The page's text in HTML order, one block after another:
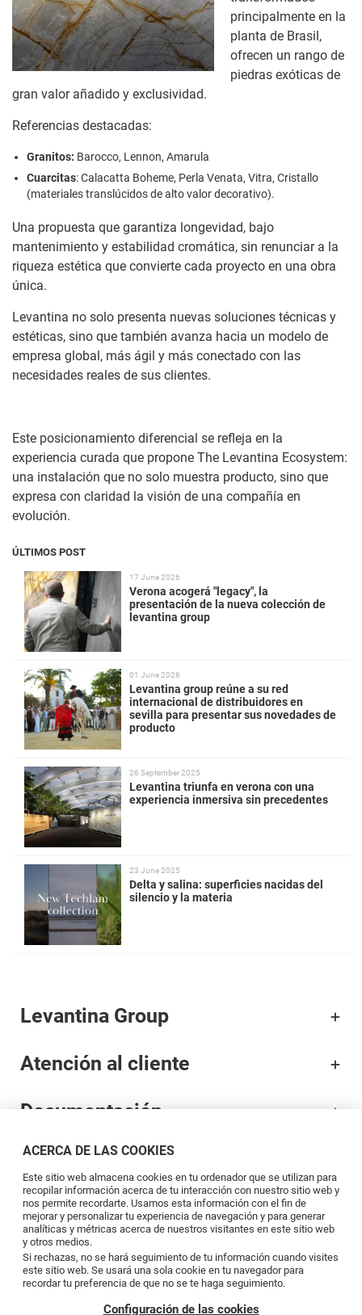
principalmente en la
planta de Brasil,
ofrecen un rango de
piedras exóticas de
gran valor añadido y exclusividad.
Referencias destacadas:
Granitos: Barocco, Lennon, Amarula
Cuarcitas: Calacatta Boheme, Perla Venata, Vitra, Cristallo
(materiales translúcidos de alto valor decorativo).
Una propuesta que garantiza longevidad, bajo
mantenimiento y estabilidad cromática, sin renunciar a la
riqueza estética que convierte cada proyecto en una obra
única.
Levantina no solo presenta nuevas soluciones técnicas y
estéticas, sino que también avanza hacia un modelo de
empresa global, más ágil y más conectado con las
necesidades reales de sus clientes.
Este posicionamiento diferencial se refleja en la
experiencia curada que propone The Levantina Ecosystem:
una instalación que no solo muestra producto, sino que
expresa con claridad la visión de una compañía en
evolución.
ÚLTIMOS POST
17 June 2026
Verona acogerá "legacy", la
presentación de la nueva colección de
levantina group
01 June 2026
Levantina group reúne a su red
internacional de distribuidores en
sevilla para presentar sus novedades de
producto
26 September 2025
Levantina triunfa en verona con una
experiencia inmersiva sin precedentes
23 June 2025
Delta y salina: superficies nacidas del
silencio y la materia
ACERCA DE LAS COOKIES
Este sitio web almacena cookies en tu ordenador que se utilizan para
recopilar información acerca de tu interacción con nuestro sitio web y
nos permite recordarte. Usamos esta información con el fin de
mejorar y personalizar tu experiencia de navegación y para generar
analíticas y métricas acerca de nuestros visitantes en este sitio web
y otros medios.
Si rechazas, no se hará seguimiento de tu información cuando visites
este sitio web. Se usará una sola cookie en tu navegador para
recordar tu preferencia de que no se te haga seguimiento.
Configuración de las cookies
Levantina Group
Atención al cliente
Documentación
Marcas
Profesionales
Blog
Síguenos